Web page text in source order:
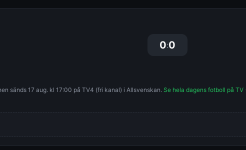
0:0
sänds 17 aug. kl 17:00 på TV4 (fri kanal) i Allsvenskan. Se hela dagens fotboll på TV